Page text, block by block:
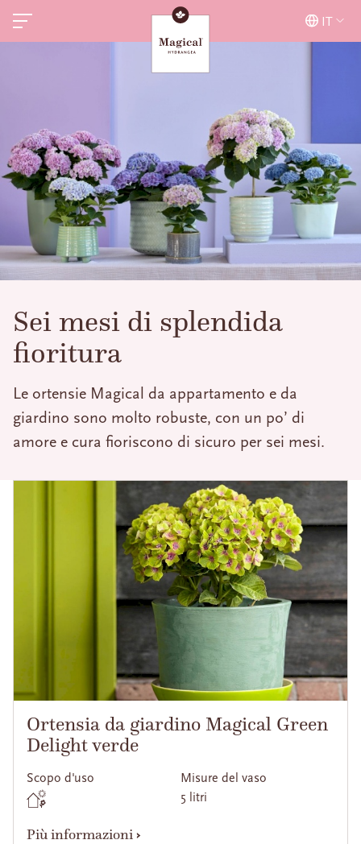
IT
Sei mesi di splendida
fioritura
Le ortensie Magical da appartamento e da
giardino sono molto robuste, con un po’ di
amore e cura fioriscono di sicuro per sei mesi.
Ortensia da giardino Magical Green
Delight verde
Scopo d'uso
Misure del vaso
5 litri
Più informazioni